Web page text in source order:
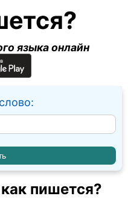
языка онлайн
пишется?